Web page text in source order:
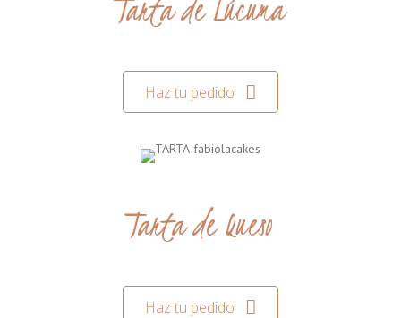
Tarta de Lúcuma
Haz tu pedido
Tarta de Queso
Haz tu pedido